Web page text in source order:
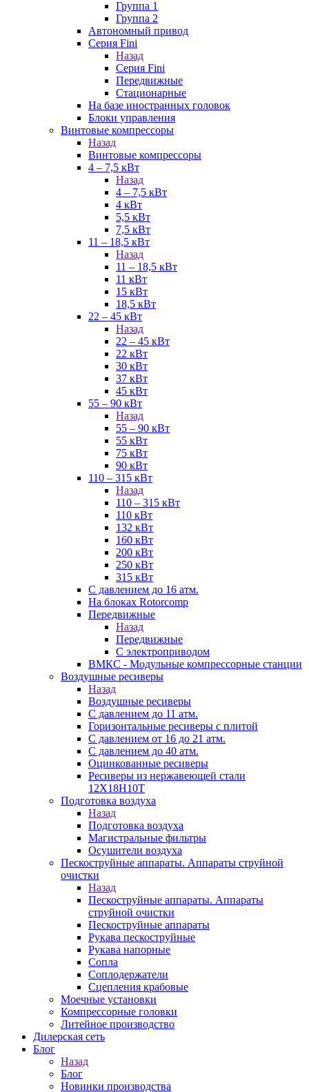
Группа 1
Группа 2
Автономный привод
Серия Fini
Назад
Серия Fini
Передвижные
Стационарные
На базе иностранных головок
Блоки управления
Винтовые компрессоры
Назад
Винтовые компрессоры
4 – 7,5 кВт
Назад
4 – 7,5 кВт
4 кВт
5,5 кВт
7,5 кВт
11 – 18,5 кВт
Назад
11 – 18,5 кВт
11 кВт
15 кВт
18,5 кВт
22 – 45 кВт
Назад
22 – 45 кВт
22 кВт
30 кВт
37 кВт
45 кВт
55 – 90 кВт
Назад
55 – 90 кВт
55 кВт
75 кВт
90 кВт
110 – 315 кВт
Назад
110 – 315 кВт
110 кВт
132 кВт
160 кВт
200 кВт
250 кВт
315 кВт
С давлением до 16 атм.
На блоках Rotorcomp
Передвижные
Назад
Передвижные
С электроприводом
ВМКС - Модульные компрессорные станции
Воздушные ресиверы
Назад
Воздушные ресиверы
С давлением до 11 атм.
Горизонтальные ресиверы с плитой
С давлением от 16 до 21 атм.
С давлением до 40 атм.
Оцинкованные ресиверы
Ресиверы из нержавеющей стали
12Х18Н10Т
Подготовка воздуха
Назад
Подготовка воздуха
Магистральные фильтры
Осушители воздуха
Пескоструйные аппараты. Аппараты струйной
очистки
Назад
Пескоструйные аппараты. Аппараты
струйной очистки
Пескоструйные аппараты
Рукава пескоструйные
Рукава напорные
Сопла
Соплодержатели
Сцепления крабовые
Моечные установки
Компрессорные головки
Литейное производство
Дилерская сеть
Блог
Назад
Блог
Новинки производства